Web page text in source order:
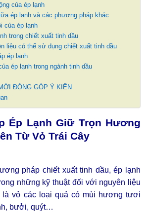
của ép lạnh
ép lạnh và các phương pháp khác
của ép lạnh
trong chiết xuất tinh dầu
liệu có thể sử dụng chiết xuất tinh dầu
ép lạnh
ép lạnh trong ngành tinh dầu
ĐÓNG GÓP Ý KIẾN
Ép Lạnh Giữ Trọn Hương
Từ Vỏ Trái Cây
pháp chiết xuất tinh dầu, ép lạnh
những kỹ thuật đối với nguyên liệu
là vỏ các loại quả có mùi hương tươi
bưởi, quýt…